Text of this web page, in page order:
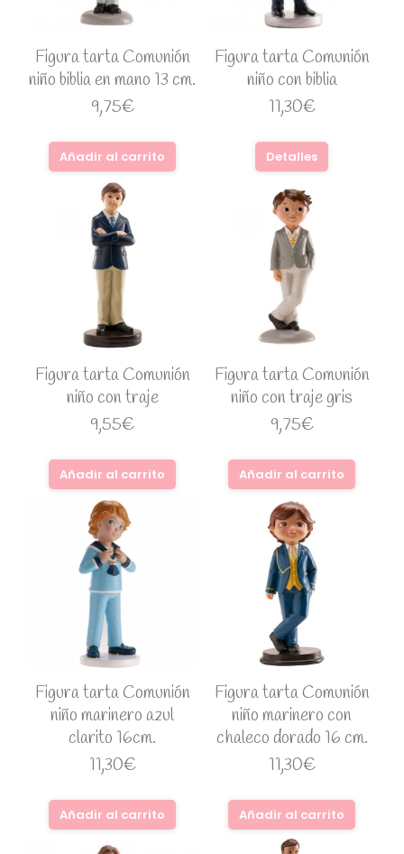
Figura tarta Comunión
niño biblia en mano 13 cm.
9,75€
Añadir al carrito
Figura tarta Comunión
niño con biblia
11,30€
Detalles
Figura tarta Comunión
niño con traje
9,55€
Añadir al carrito
Figura tarta Comunión
niño con traje gris
9,75€
Añadir al carrito
Figura tarta Comunión
niño marinero azul
clarito 16cm.
11,30€
Añadir al carrito
Figura tarta Comunión
niño marinero con
chaleco dorado 16 cm.
11,30€
Añadir al carrito